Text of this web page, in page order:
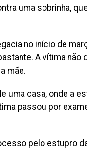
uma sobrinha,
no início de
A vítima não
mãe.
uma casa, onde a
passou por
pelo estupro